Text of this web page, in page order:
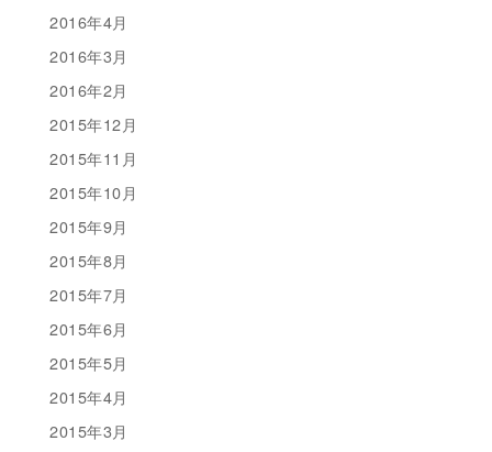
2016年4月
2016年3月
2016年2月
2015年12月
2015年11月
2015年10月
2015年9月
2015年8月
2015年7月
2015年6月
2015年5月
2015年4月
2015年3月